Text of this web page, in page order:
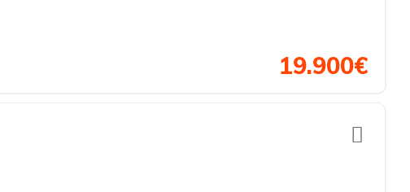
19.900€